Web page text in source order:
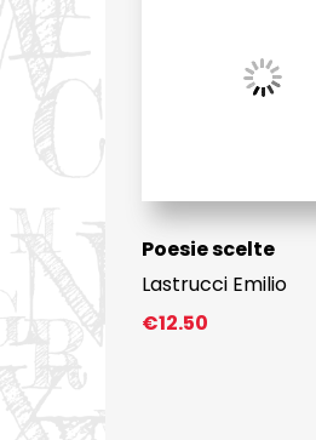
Poesie scelte
Lastrucci Emilio
€12.50